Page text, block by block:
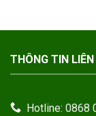
THÔNG TIN LIÊN
Hotline: 0868